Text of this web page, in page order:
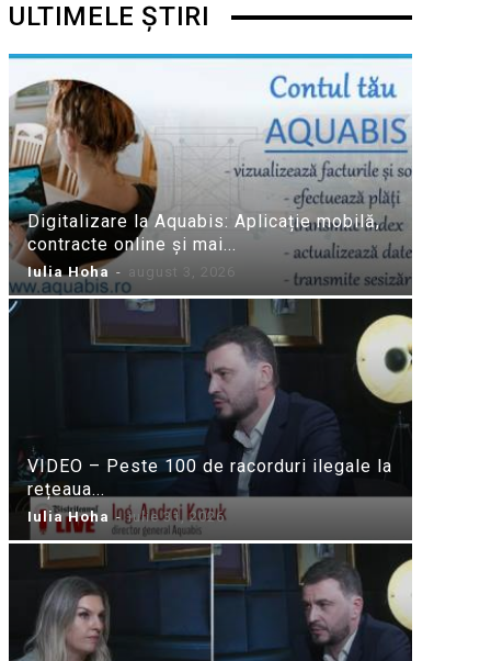
ULTIMELE ȘTIRI
Digitalizare la Aquabis: Aplicație mobilă,
contracte online și mai...
Iulia Hoha - august 3, 2026
VIDEO – Peste 100 de racorduri ilegale la
rețeaua...
Iulia Hoha - iulie 31, 2026